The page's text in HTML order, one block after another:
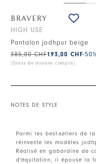
BRAVERY
HIGH USE
Pantalon jodhpur beige
193,00 CHF
385,00 CHF -50%
(Droits de douane compris)
NOTES DE STYLE
Parmi les best-sellers de
réinvente les modèles
Réalisé en gabardine de
d'équitation, il épouse la